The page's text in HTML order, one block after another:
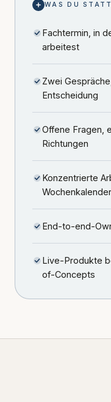
WAS DU
Fachtermin, in
arbeitest
Zwei
Entscheidung
Offene Fragen,
Richtungen
Konzentrierte
Wochenkalender
End-to-end-
Live-Produkte
of-Concepts